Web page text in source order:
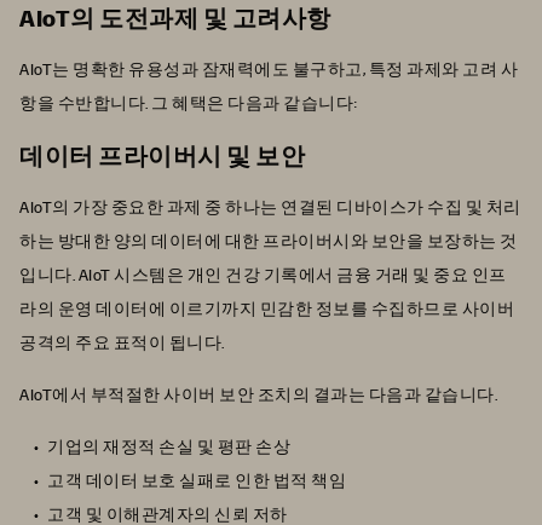
AIoT의 도전과제 및 고려사항
AIoT는 명확한 유용성과 잠재력에도 불구하고, 특정 과제와 고려 사
항을 수반합니다. 그 혜택은 다음과 같습니다:
데이터 프라이버시 및 보안
AIoT의 가장 중요한 과제 중 하나는 연결된 디바이스가 수집 및 처리
하는 방대한 양의 데이터에 대한 프라이버시와 보안을 보장하는 것
입니다. AIoT 시스템은 개인 건강 기록에서 금융 거래 및 중요 인프
라의 운영 데이터에 이르기까지 민감한 정보를 수집하므로 사이버
공격의 주요 표적이 됩니다.
AIoT에서 부적절한 사이버 보안 조치의 결과는 다음과 같습니다.
기업의 재정적 손실 및 평판 손상
고객 데이터 보호 실패로 인한 법적 책임
고객 및 이해관계자의 신뢰 저하